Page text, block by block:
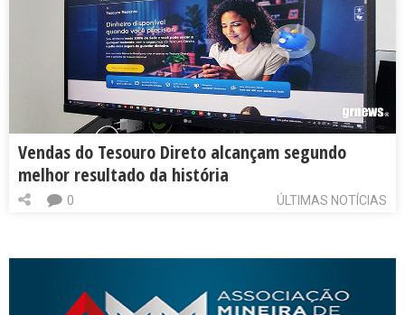
Vendas do Tesouro Direto alcançam segundo
melhor resultado da história
ÚLTIMAS NOTÍCIAS
0